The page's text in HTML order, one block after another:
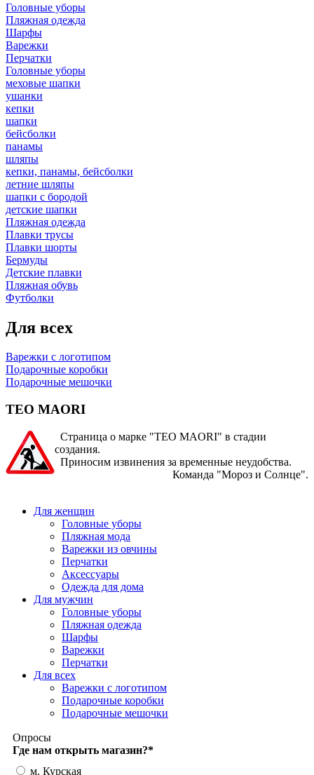
Головные уборы
Пляжная одежда
Шарфы
Варежки
Перчатки
Головные уборы
меховые шапки
ушанки
кепки
шапки
бейсболки
панамы
шляпы
кепки, панамы, бейсболки
летние шляпы
шапки с бородой
детские шапки
Пляжная одежда
Плавки трусы
Плавки шорты
Бермуды
Детские плавки
Пляжная обувь
Футболки
Для всех
Варежки с логотипом
Подарочные коробки
Подарочные мешочки
TEO MAORI
Страница о марке "TEO MAORI" в стадии
создания.
Приносим извинения за временные неудобства.
Команда "Мороз и Солнце".
Для женщин
Головные уборы
Пляжная мода
Варежки из овчины
Перчатки
Аксессуары
Одежда для дома
Для мужчин
Головные уборы
Пляжная одежда
Шарфы
Варежки
Перчатки
Для всех
Варежки с логотипом
Подарочные коробки
Подарочные мешочки
Опросы
Где нам открыть магазин?*
м. Курская